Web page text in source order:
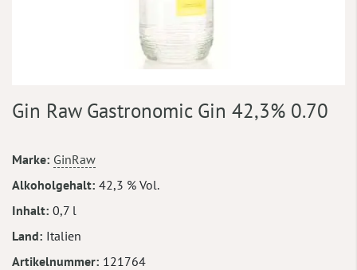
Anfang
springen
Gin Raw Gastronomic Gin 42,3% 0.70
Mehr
Informationen
Marke GinRaw
Alkoholgehalt 42,3 % Vol.
Inhalt 0,7 l
Land Italien
Artikelnummer 121764